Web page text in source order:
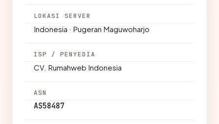
LOKASI SERVER
Indonesia · Pugeran Maguwoharjo
ISP / PENYEDIA
CV. Rumahweb Indonesia
ASN
AS58487